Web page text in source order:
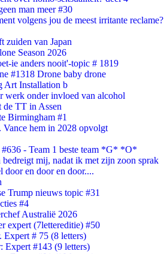
man meer #30
volgens jou de meest irritante reclame?
zuiden van Japan
Season 2026
ie anders nooit'-topic # 1819
#1318 Drone baby drone
Art Installation b
werk onder invloed van alcohol
TT in Assen
Birmingham #1
hem in 2028 opvolgt
- Team 1 beste team *G* *O*
mij, nadat ik met zijn zoon sprak
door en door en door....
Trump nieuws topic #31
#4
Australië 2026
expert (7lettereditie) #50
Expert # 75 (8 letters)
Expert #143 (9 letters)